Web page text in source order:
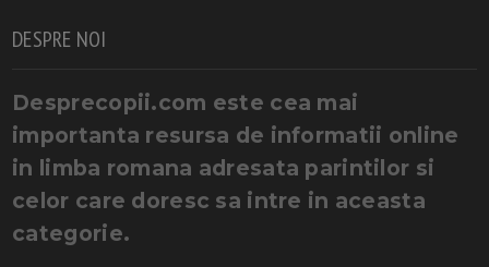
DESPRE NOI
Desprecopii.com este cea mai
importanta resursa de informatii online
in limba romana adresata parintilor si
celor care doresc sa intre in aceasta
categorie.